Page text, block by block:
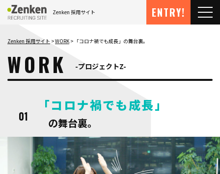
メインコンテンツにスキップ
Zenken 採用サイト ENTRY! メ
Zenken 採用サイト WORK 「コロナ禍でも成長」の舞台裏。
プロジェクトZ
WORK
「コロナ禍でも成長」
の舞台裏。